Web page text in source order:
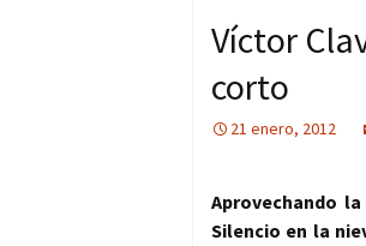
Víctor
corto
21 enero, 2012
Aprovechando la
Silencio en la